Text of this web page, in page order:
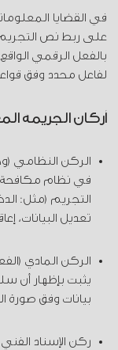
في القضايا
على ربط نص
بالفعل الرقمي
لفاعل محدد وفق
أركان الجريمة
الركن النظامي
في نظام مكافحة
التجريم (مثل:
تعديل
الركن المادي
يثبت بإظهار أن
بيانات وفق صورة
ركن الإسناد